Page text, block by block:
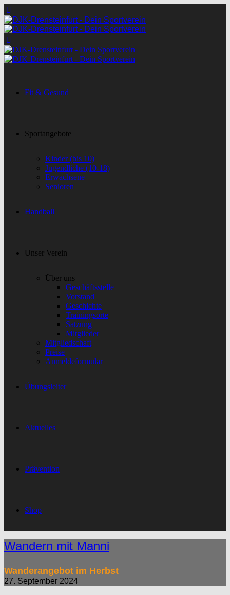
Fit & Gesund
Sportangebote
Kinder (bis 10)
Jugendliche (10-18)
Erwachsene
Senioren
Handball
Unser Verein
Über uns
Geschäftsstelle
Vorstand
Geschichte
Trainingsorte
Satzung
Mitglieder
Mitgliedschaft
Preise
Anmeldeformular
Übungsleiter
Aktuelles
Prävention
Shop
Wandern mit Manni
Wanderangebot im Herbst
27. September 2024